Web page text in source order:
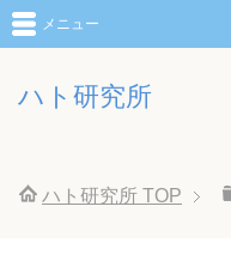
ハト研究所
メニュー
ハト研究所 TOP